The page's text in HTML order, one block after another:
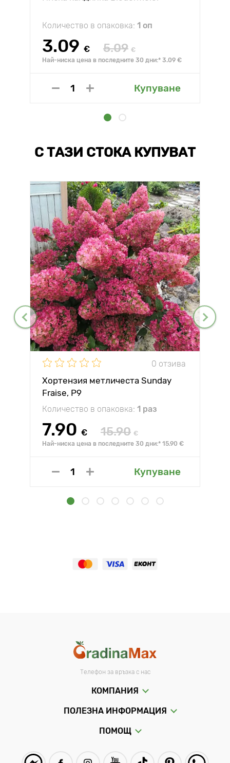
Количество в опаковка: 1 оп
3.09 € 5.09 €
Най-ниска цена в последните 30 дни:* 3.09 €
Купуване
С ТАЗИ СТОКА КУПУВАТ
0 отзива
Хортензия метличеста Sunday
Fraise, P9
Количество в опаковка: 1 раз
7.90 € 15.90 €
Най-ниска цена в последните 30 дни:* 15.90 €
Купуване
Телефон за връзка с нас
КОМПАНИЯ
ПОЛЕЗНА ИНФОРМАЦИЯ
ПОМОЩ